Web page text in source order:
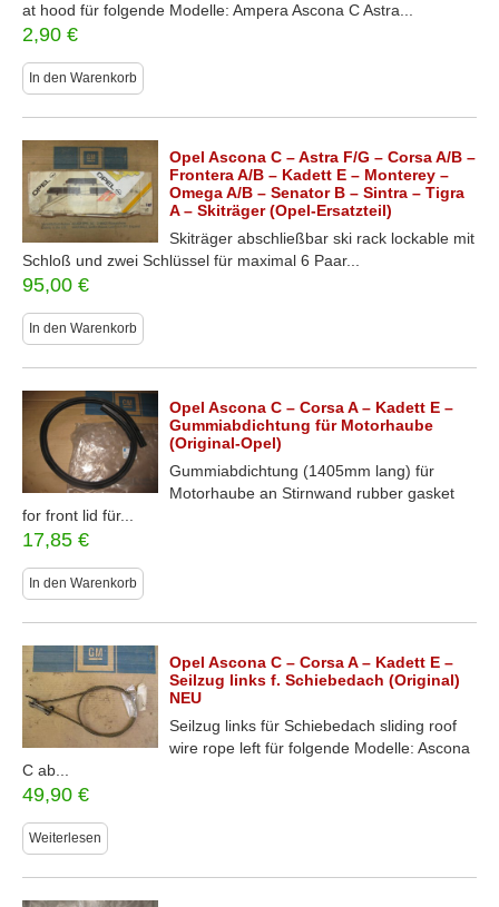
at hood für folgende Modelle: Ampera Ascona C Astra...
2,90 €
In den Warenkorb
Opel Ascona C – Astra F/G – Corsa A/B –
Frontera A/B – Kadett E – Monterey –
Omega A/B – Senator B – Sintra – Tigra
A – Skiträger (Opel-Ersatzteil)
Skiträger abschließbar ski rack lockable mit
Schloß und zwei Schlüssel für maximal 6 Paar...
95,00 €
In den Warenkorb
Opel Ascona C – Corsa A – Kadett E –
Gummiabdichtung für Motorhaube
(Original-Opel)
Gummiabdichtung (1405mm lang) für
Motorhaube an Stirnwand rubber gasket
for front lid für...
17,85 €
In den Warenkorb
Opel Ascona C – Corsa A – Kadett E –
Seilzug links f. Schiebedach (Original)
NEU
Seilzug links für Schiebedach sliding roof
wire rope left für folgende Modelle: Ascona
C ab...
49,90 €
Weiterlesen